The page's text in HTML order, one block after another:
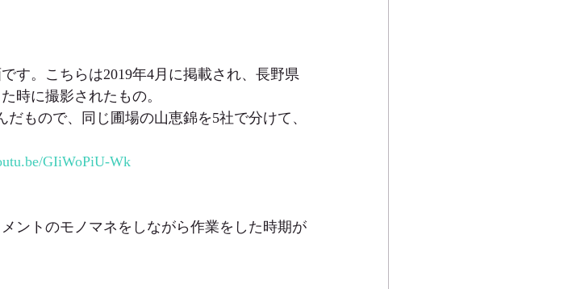
す。こちらは2019年4月に掲載され、長野県
時に撮影されたもの。
もので、同じ圃場の山恵錦を5社で分けて、
GIiWoPiU-Wk
ントのモノマネをしながら作業をした時期が